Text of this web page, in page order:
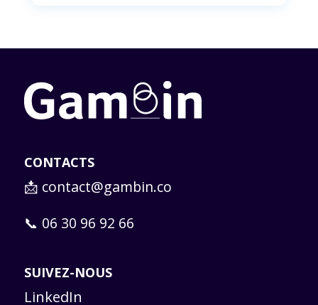
CONTACTS
📩 contact@gambin.co
📞 06 30 96 92 66
SUIVEZ-NOUS
LinkedIn